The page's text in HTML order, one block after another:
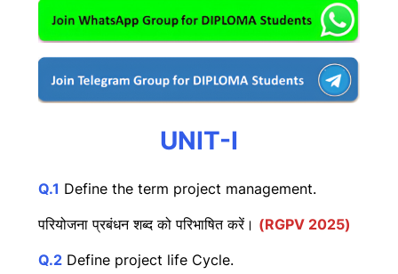
UNIT-I
Q.1 Define the term project management.
परियोजना प्रबंधन शब्द को परिभाषित करें। (RGPV 2025)
Q.2 Define project life Cycle.